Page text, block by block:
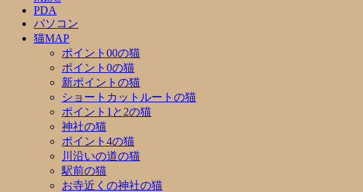
PDA
パソコン
猫MAP
ポイント00の猫
ポイント0の猫
新ポイントの猫
ショートカットルートの猫
ポイント1と2の猫
神社の猫
ポイント4の猫
川沿いの道の猫
駅前の猫
お寺近くの神社の猫